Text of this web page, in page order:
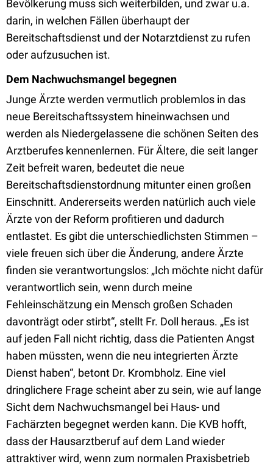
Bevölkerung muss sich weiterbilden, und zwar u.a.
darin, in welchen Fällen überhaupt der
Bereitschaftsdienst und der Notarztdienst zu rufen
oder aufzusuchen ist.
Dem Nachwuchsmangel begegnen
Junge Ärzte werden vermutlich problemlos in das
neue Bereitschaftssystem hineinwachsen und
werden als Niedergelassene die schönen Seiten des
Arztberufes kennenlernen. Für Ältere, die seit langer
Zeit befreit waren, bedeutet die neue
Bereitschaftsdienstordnung mitunter einen großen
Einschnitt. Andererseits werden natürlich auch viele
Ärzte von der Reform profitieren und dadurch
entlastet. Es gibt die unterschiedlichsten Stimmen –
viele freuen sich über die Änderung, andere Ärzte
finden sie verantwortungslos: „Ich möchte nicht dafür
verantwortlich sein, wenn durch meine
Fehleinschätzung ein Mensch großen Schaden
davonträgt oder stirbt“, stellt Fr. Doll heraus. „Es ist
auf jeden Fall nicht richtig, dass die Patienten Angst
haben müssten, wenn die neu integrierten Ärzte
Dienst haben“, betont Dr. Krombholz. Eine viel
dringlichere Frage scheint aber zu sein, wie auf lange
Sicht dem Nachwuchsmangel bei Haus- und
Fachärzten begegnet werden kann. Die KVB hofft,
dass der Hausarztberuf auf dem Land wieder
attraktiver wird, wenn zum normalen Praxisbetrieb